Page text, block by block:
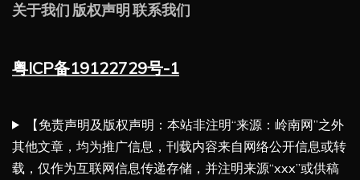
关于我们 版权声明 联系我们
粤ICP备19122729号-1
【免责声明及版权声明：本站非注明“来源：岭南网”之外
其他文章，均为推广信息，刊载内容来自网络公开信息或转
载，仅作为互联网信息传递存储，并注明来源“xxx”或供稿